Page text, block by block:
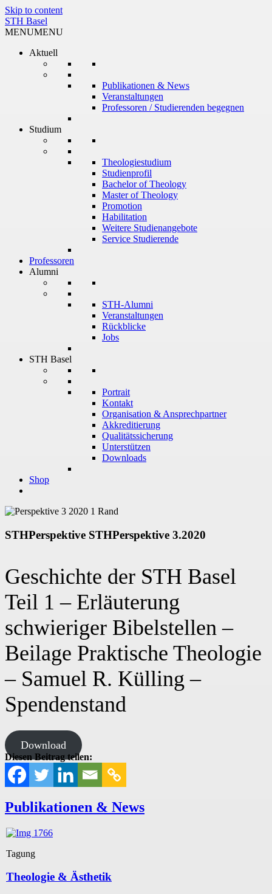
Skip to content
STH Basel
MENUMENU
Aktuell
Publikationen & News
Veranstaltungen
Professoren / Studierenden begegnen
Studium
Theologiestudium
Studienprofil
Bachelor of Theology
Master of Theology
Promotion
Habilitation
Weitere Studienangebote
Service Studierende
Professoren
Alumni
STH-Alumni
Veranstaltungen
Rückblicke
Jobs
STH Basel
Portrait
Kontakt
Organisation & Ansprechpartner
Akkreditierung
Qualitätssicherung
Unterstützen
Downloads
Shop
STHPerspektive STHPerspektive 3.2020
Geschichte der STH Basel
Teil 1 – Erläuterung
schwieriger Bibelstellen –
Beilage Praktische Theologie
– Samuel R. Külling –
Spendenstand
Download
Diesen Beitrag teilen:
Publikationen & News
Tagung
Theologie & Ästhetik